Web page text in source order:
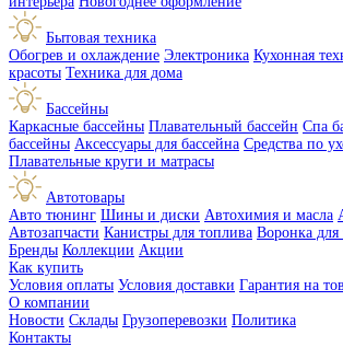
Бытовая техника
Обогрев и охлаждение Электроника Кухонная
красоты Техника для дома
Бассейны
Каркасные бассейны Плавательный бассейн Спа
бассейны Аксессуары для бассейна Средства по
Плавательные круги и матрасы
Автотовары
Авто тюнинг Шины и диски Автохимия и масла
Автозапчасти Канистры для топлива Воронка для
Бренды Коллекции Акции
Как купить
Условия оплаты Условия доставки Гарантия на
О компании
Новости Склады Грузоперевозки Политика
Контакты